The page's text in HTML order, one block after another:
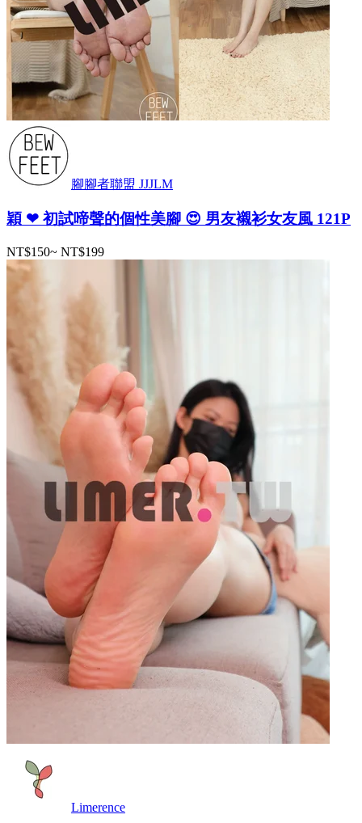
腳腳者聯盟 JJJLM
穎 ❤ 初試啼聲的個性美腳 😍 男友襯衫女友風 121P
NT$150~ NT$199
Limerence